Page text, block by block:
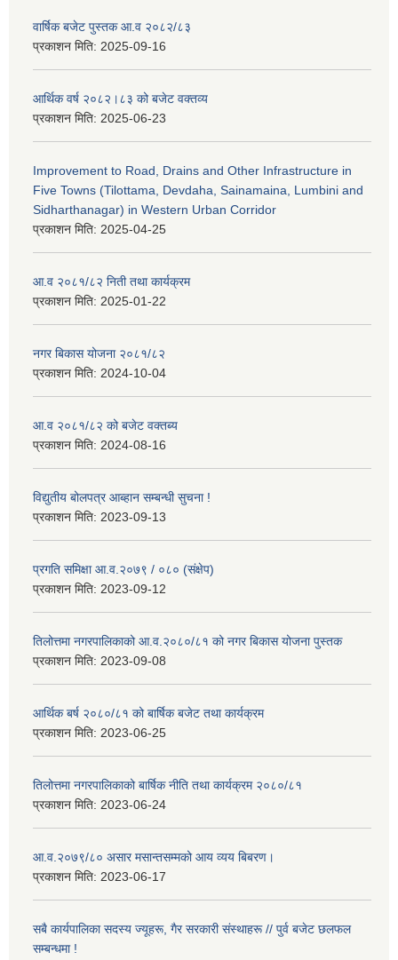
वार्षिक बजेट पुस्तक आ.व २०८२/८३
प्रकाशन मिति: 2025-09-16
आर्थिक वर्ष २०८२।८३ को बजेट वक्तव्य
प्रकाशन मिति: 2025-06-23
Improvement to Road, Drains and Other Infrastructure in
Five Towns (Tilottama, Devdaha, Sainamaina, Lumbini and
Sidharthanagar) in Western Urban Corridor
प्रकाशन मिति: 2025-04-25
आ.व २०८१/८२ निती तथा कार्यक्रम
प्रकाशन मिति: 2025-01-22
नगर बिकास योजना २०८१/८२
प्रकाशन मिति: 2024-10-04
आ.व २०८१/८२ को बजेट वक्तब्य
प्रकाशन मिति: 2024-08-16
विद्युतीय बोलपत्र आब्हान सम्बन्धी सुचना !
प्रकाशन मिति: 2023-09-13
प्रगति समिक्षा आ.व.२०७९ / ०८० (संक्षेप)
प्रकाशन मिति: 2023-09-12
तिलोत्तमा नगरपालिकाको आ.व.२०८०/८१ को नगर बिकास योजना पुस्तक
प्रकाशन मिति: 2023-09-08
आर्थिक बर्ष २०८०/८१ को बार्षिक बजेट तथा कार्यक्रम
प्रकाशन मिति: 2023-06-25
तिलोत्तमा नगरपालिकाको बार्षिक नीति तथा कार्यक्रम २०८०/८१
प्रकाशन मिति: 2023-06-24
आ.व.२०७९/८० असार मसान्तसम्मको आय व्यय बिबरण।
प्रकाशन मिति: 2023-06-17
सबै कार्यपालिका सदस्य ज्यूहरू, गैर सरकारी संस्थाहरू // पुर्व बजेट छलफल
सम्बन्धमा !